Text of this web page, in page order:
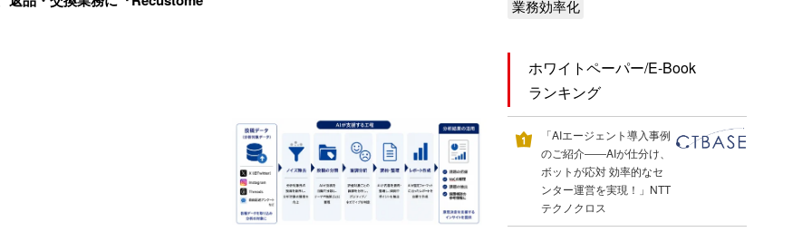
業務効率化
ホワイトペーパー/E-Book
ランキング
「AIエージェント導入事例
のご紹介――AIが仕分け、
ボットが応対 効率的なセ
ンター運営を実現！」NTT
テクノクロス